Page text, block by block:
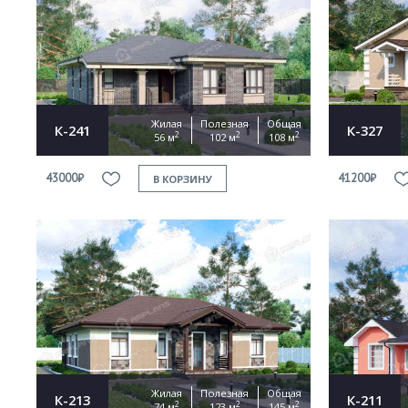
К-241
Жилая
56 м2
Полезная
102 м2
Общая
108 м2
43000₽ В КОРЗИНУ
К-327
41200₽
К-213
Жилая
2
Полезная
2
Общая
2 К-211